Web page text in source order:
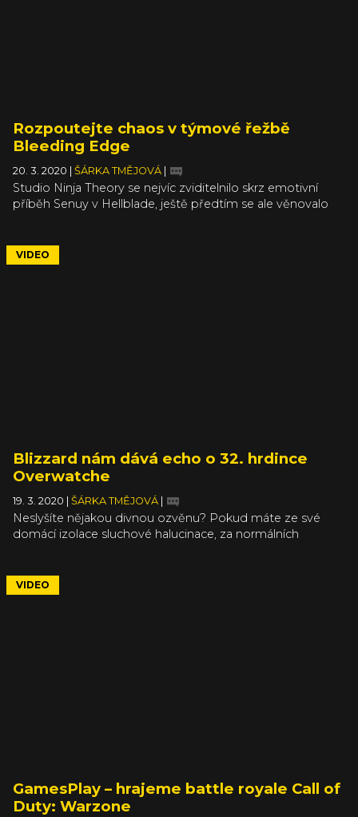
Rozpoutejte chaos v týmové řežbě
Bleeding Edge
20. 3. 2020 ŠÁRKA TMĚJOVÁ
Studio Ninja Theory se nejvíc zviditelnilo skrz emotivní
příběh Senuy v Hellblade, ještě předtím se ale věnovalo
nejvíc, jinak by se dala charakterizovat jako „Overwatch, ale
nablízko“. Trailer upozorňující na blízké vydání vám
VIDEO
Blizzard nám dává echo o 32. hrdince
Overwatche
19. 3. 2020 ŠÁRKA TMĚJOVÁ
Neslyšíte nějakou divnou ozvěnu? Pokud máte ze své
domácí izolace sluchové halucinace, za normálních
Blizzard včera ve svém klasickém filmečku odhalil 32.
postavu pro svou hrdinskou střílečku – je jí Echo, fascinující
VIDEO
GamesPlay – hrajeme battle royale Call of
Duty: Warzone